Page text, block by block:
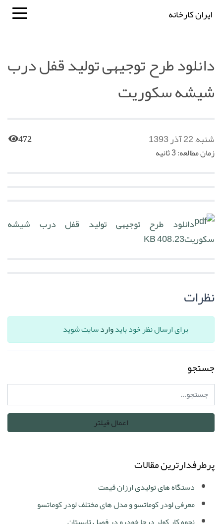
ایران کارخانه
دانلود طرح توجیهی تولید قفل درب
شیشه سکوریت
شنبه, 22 آذر 1393 472
زمان مطالعه: 3 ثانیه
دانلود طرح توجیهی تولید قفل درب شیشه
سکوریت408.23 KB
نظرات
برای ارسال نظر خود بایدواردسایت شوید
جستجو
پرطرفدارترین مقالات
دستگاه های تولیدی ارزان قیمت
معرفی لودر کوماتسو و مدل های مختلف لودر کوماتسو